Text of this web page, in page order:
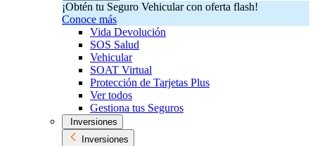
¡Obtén tu Seguro Vehicular con oferta flash!
Conoce más
Vida Devolución
SOS Salud
Vehicular
SOAT Virtual
Protección de Tarjetas Plus
Ver todos
Gestiona tus Seguros
Inversiones
Inversiones